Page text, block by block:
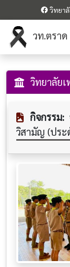
วิทยา
วท.ตราด
วิทยาลัย
กิจกรรม:
วิสามัญ (ปร